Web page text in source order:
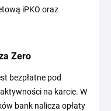
iPKO oraz
Zero
bezpłatne pod
na karcie. W
bank nalicza opłaty